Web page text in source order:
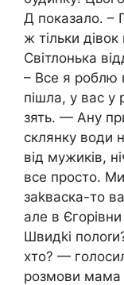
Д показало. –
ж тільки
Світлонька
– Все я роблю
пішла, у вас у
зять. — Ану
склянку води
від мужиків,
все просто.
заkваска-то
але в
Швидkі
хто? —
розмови мама